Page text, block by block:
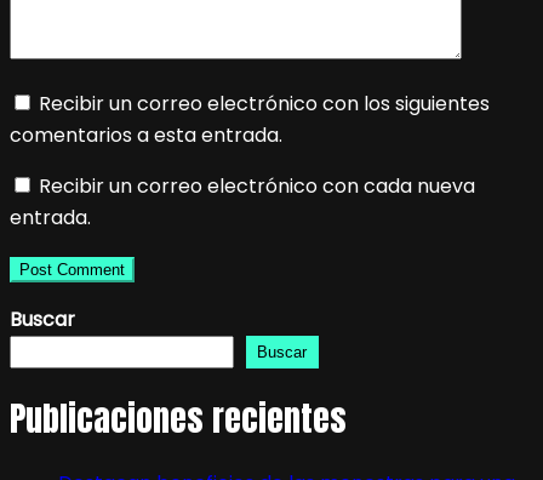
Recibir un correo electrónico con los siguientes
comentarios a esta entrada.
Recibir un correo electrónico con cada nueva
entrada.
Buscar
Buscar
Publicaciones recientes